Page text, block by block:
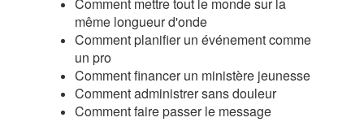
Comment mettre tout le monde sur la
même longueur d'onde
Comment planifier un événement comme
un pro
Comment financer un ministère jeunesse
Comment administrer sans douleur
Comment faire passer le message